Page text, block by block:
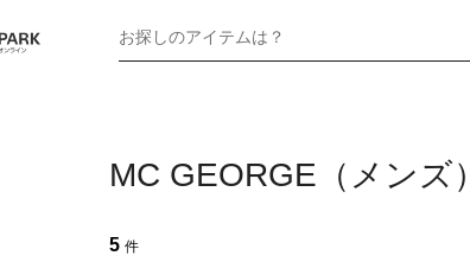
お探しのアイテムは？
MC GEORGE（メンズ）
5 件